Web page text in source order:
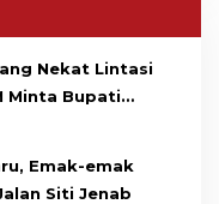
Nekat Lintasi
Minta Bupati
Emak-emak
Siti Jenab